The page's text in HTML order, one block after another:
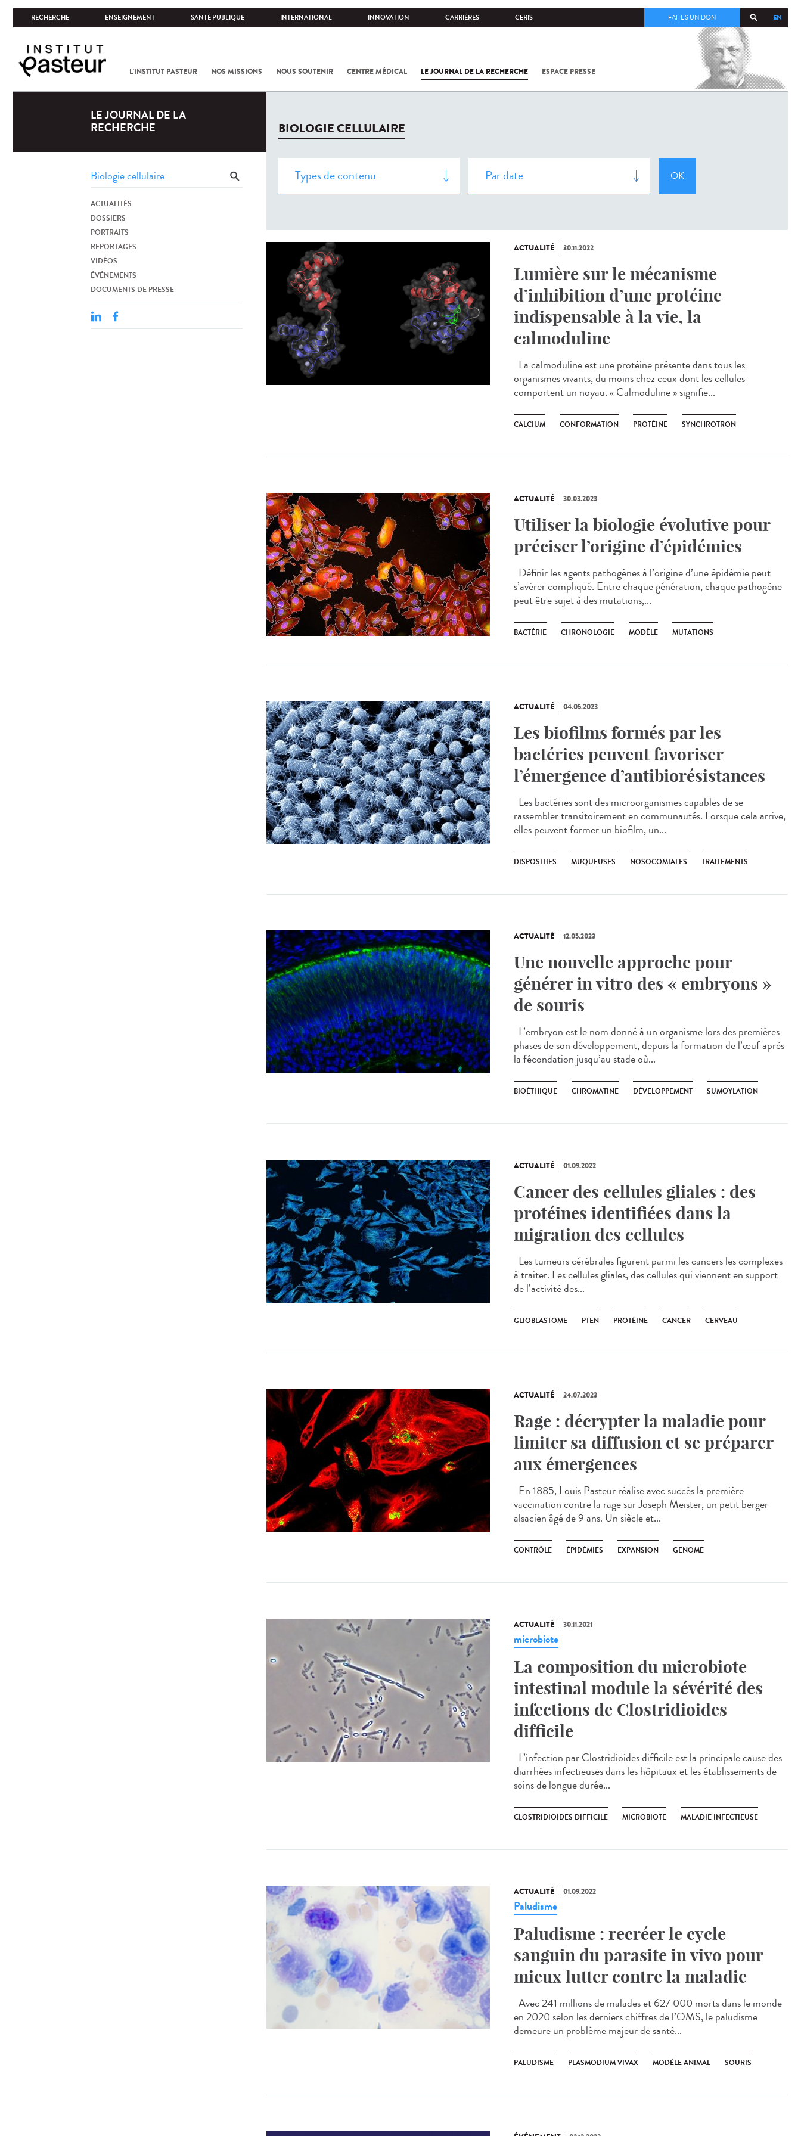
RECHERCHE ENSEIGNEMENT SANTÉ PUBLIQUE INTERNATIONAL INNOVATION CARRIÈRES CERIS EN
FAITES UN DON
L'INSTITUT PASTEUR NOS MISSIONS NOUS SOUTENIR CENTRE MÉDICAL LE JOURNAL DE LA RECHERCHE ESPACE PRESSE
COV-2 /
LE JOURNAL DE LA
RECHERCHE
ACTUALITÉS
DOSSIERS
PORTRAITS
REPORTAGES
VIDÉOS
ÉVÉNEMENTS
DOCUMENTS DE PRESSE
BIOLOGIE CELLULAIRE
ACTUALITÉ 30.11.2022
Lumière sur le mécanisme
d’inhibition d’une protéine
indispensable à la vie, la
calmoduline
La calmoduline est une protéine présente dans tous les
organismes vivants, du moins chez ceux dont les cellules
comportent un noyau. « Calmoduline » signifie...
CALCIUM CONFORMATION PROTÉINE SYNCHROTRON
ACTUALITÉ 30.03.2023
Utiliser la biologie évolutive pour
préciser l’origine d’épidémies
Définir les agents pathogènes à l’origine d’une épidémie peut
s’avérer compliqué. Entre chaque génération, chaque pathogène
peut être sujet à des mutations,...
BACTÉRIE CHRONOLOGIE MODÈLE MUTATIONS
ACTUALITÉ 04.05.2023
Les biofilms formés par les
bactéries peuvent favoriser
l’émergence d’antibiorésistances
Les bactéries sont des microorganismes capables de se
rassembler transitoirement en communautés. Lorsque cela arrive,
elles peuvent former un biofilm, un...
DISPOSITIFS MUQUEUSES NOSOCOMIALES TRAITEMENTS
ACTUALITÉ 12.05.2023
Une nouvelle approche pour
générer in vitro des « embryons »
de souris
L’embryon est le nom donné à un organisme lors des premières
phases de son développement, depuis la formation de l’œuf après
la fécondation jusqu’au stade où...
BIOÉTHIQUE CHROMATINE DÉVELOPPEMENT SUMOYLATION
ACTUALITÉ 01.09.2022
Cancer des cellules gliales : des
protéines identifiées dans la
migration des cellules
Les tumeurs cérébrales figurent parmi les cancers les complexes
à traiter. Les cellules gliales, des cellules qui viennent en support
de l’activité des...
GLIOBLASTOME PTEN PROTÉINE CANCER CERVEAU
ACTUALITÉ 24.07.2023
Rage : décrypter la maladie pour
limiter sa diffusion et se préparer
aux émergences
En 1885, Louis Pasteur réalise avec succès la première
vaccination contre la rage sur Joseph Meister, un petit berger
alsacien âgé de 9 ans. Un siècle et...
CONTRÔLE ÉPIDÉMIES EXPANSION GENOME
ACTUALITÉ 30.11.2021
microbiote
La composition du microbiote
intestinal module la sévérité des
infections de Clostridioides
difficile
L’infection par Clostridioides difficile est la principale cause des
diarrhées infectieuses dans les hôpitaux et les établissements de
soins de longue durée...
CLOSTRIDIOIDES DIFFICILE MICROBIOTE MALADIE INFECTIEUSE
ACTUALITÉ 01.09.2022
Paludisme
Paludisme : recréer le cycle
sanguin du parasite in vivo pour
mieux lutter contre la maladie
Avec 241 millions de malades et 627 000 morts dans le monde
en 2020 selon les derniers chiffres de l’OMS, le paludisme
demeure un problème majeur de santé...
PALUDISME PLASMODIUM VIVAX MODÈLE ANIMAL SOURIS